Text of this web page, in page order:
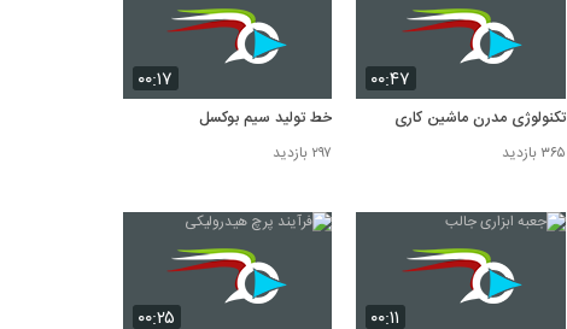
ضرورت استفاده از کلاه ایمنی در خطوط
تولید
۰۰:۴۷
تکنولوژی مدرن ماشین کاری
۳۶۵ بازدید
۰۰:۱۷
خط تولید سیم بوکسل
۲۹۷ بازدید
۰۰:۱۱ ۰۰:۲۵